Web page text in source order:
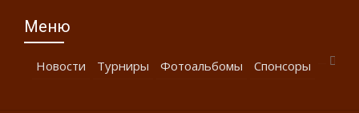
Меню
Новости Турниры Фотоальбомы Спонсоры